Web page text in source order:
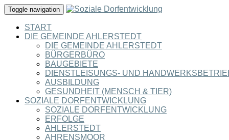
Toggle navigation
START
DIE GEMEINDE AHLERSTEDT
DIE GEMEINDE AHLERSTEDT
BÜRGERBÜRO
BAUGEBIETE
DIENSTLEISUNGS- UND
AUSBILDUNG
GESUNDHEIT (MENSCH & TIER)
SOZIALE DORFENTWICKLUNG
SOZIALE DORFENTWICKLUNG
ERFOLGE
AHLERSTEDT
AHRENSMOOR